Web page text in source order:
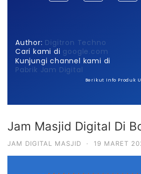
Author: Digitron Techno
Cari kami di google.com
Kunjungi channel kami di
Pabrik Jam Digital
Berikut Info Produk
Jam Masjid Digital Di
JAM DIGITAL MASJID · 19 MARET